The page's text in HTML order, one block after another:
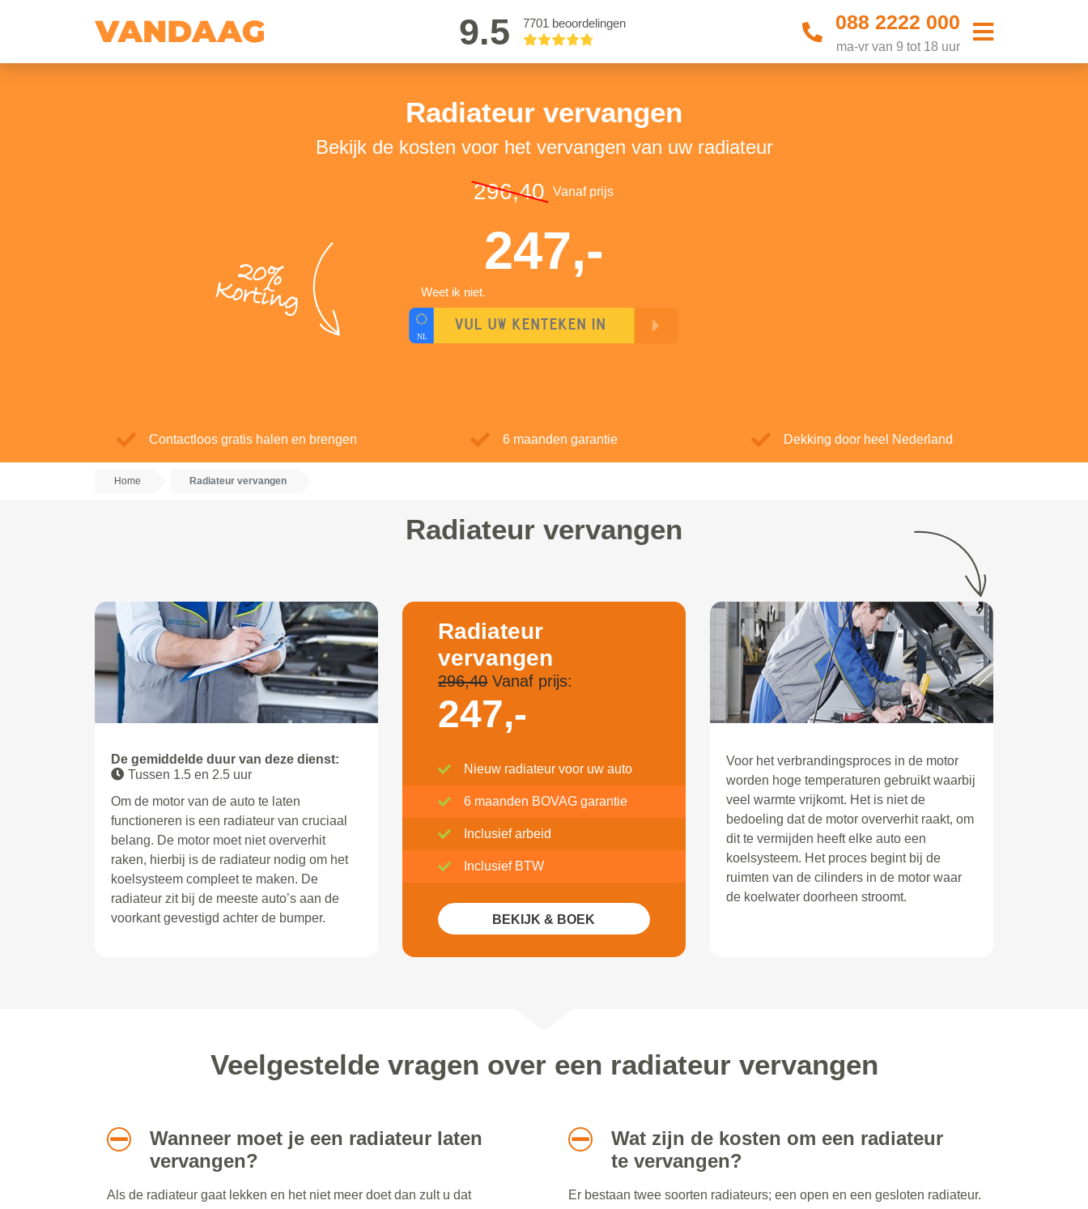
9.5 7701 beoordelingen 088 2222 000
ma-vr van 9 tot 18 uur
Radiateur vervangen
Bekijk de kosten voor het vervangen van uw radiateur
20%
Korting
296,40 Vanaf prijs
247,-
Weet ik niet.
Contactloos gratis halen en brengen 6 maanden garantie Dekking door heel Nederland
Home Radiateur vervangen
Radiateur vervangen
De gemiddelde duur van deze dienst:
Tussen 1.5 en 2.5 uur
Om de motor van de auto te laten
functioneren is een radiateur van cruciaal
belang. De motor moet niet oververhit
raken, hierbij is de radiateur nodig om het
koelsysteem compleet te maken. De
radiateur zit bij de meeste auto’s aan de
voorkant gevestigd achter de bumper.
Radiateur
vervangen
296,40Vanaf prijs:
247,-
Nieuw radiateur voor uw auto
6 maanden BOVAG garantie
Inclusief arbeid
Inclusief BTW
BEKIJK & BOEK
Voor het verbrandingsproces in de motor
worden hoge temperaturen gebruikt waarbij
veel warmte vrijkomt. Het is niet de
bedoeling dat de motor oververhit raakt, om
dit te vermijden heeft elke auto een
koelsysteem. Het proces begint bij de
ruimten van de cilinders in de motor waar
de koelwater doorheen stroomt.
Veelgestelde vragen over een radiateur vervangen
Wanneer moet je een radiateur laten
vervangen?
Als de radiateur gaat lekken en het niet meer doet dan zult u dat
Wat zijn de kosten om een radiateur
te vervangen?
Er bestaan twee soorten radiateurs; een open en een gesloten radiateur.